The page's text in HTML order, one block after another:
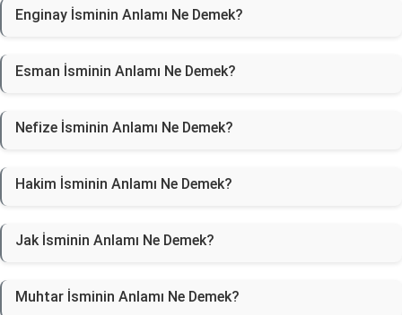
Enginay İsminin Anlamı Ne Demek?
Esman İsminin Anlamı Ne Demek?
Nefize İsminin Anlamı Ne Demek?
Hakim İsminin Anlamı Ne Demek?
Jak İsminin Anlamı Ne Demek?
Muhtar İsminin Anlamı Ne Demek?